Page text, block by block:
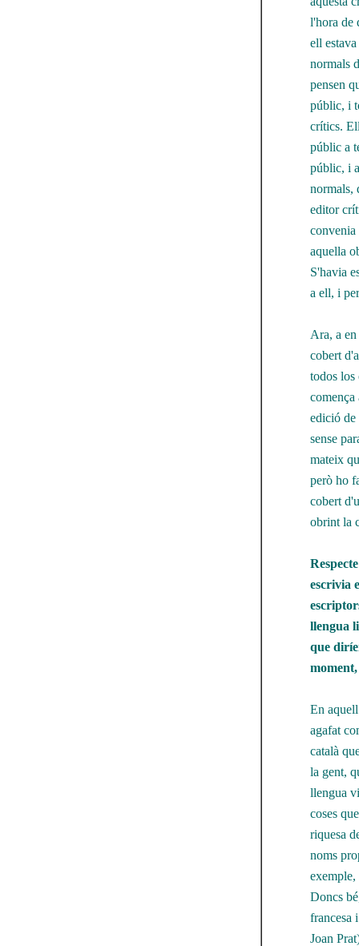
l'hora de
ell
normals
pensen
públic, i
crítics.
públic a
públic, i
normals,
editor
convenia
aquella
S'havia
a ell, i
Ara, a
cobert
todos los
edició de
sense
mateix
però ho
cobert
obrint la
escrivia
llengua
que
En
agafat
català
la gent,
llengua
coses
riquesa
noms
exemple,
Doncs
francesa
Joan